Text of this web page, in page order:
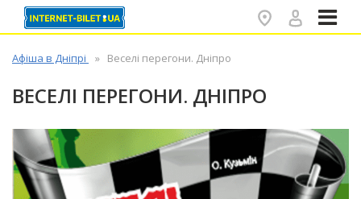
Афіша в Дніпрі Веселі перегони. Дніпро
ВЕСЕЛІ ПЕРЕГОНИ. ДНІПРО